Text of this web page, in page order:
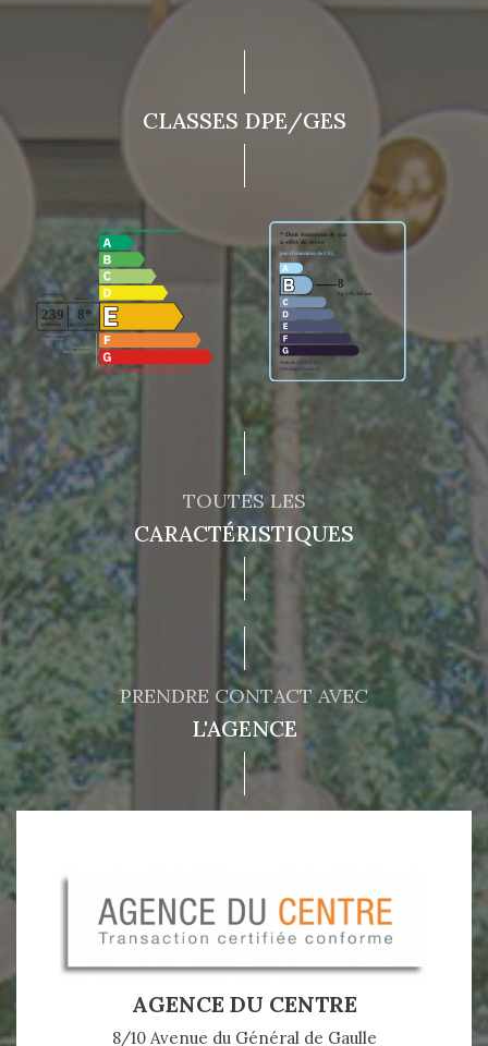
CLASSES DPE/GES
TOUTES LES
CARACTÉRISTIQUES
PRENDRE CONTACT AVEC
L'AGENCE
AGENCE DU CENTRE
8/10 Avenue du Général de Gaulle